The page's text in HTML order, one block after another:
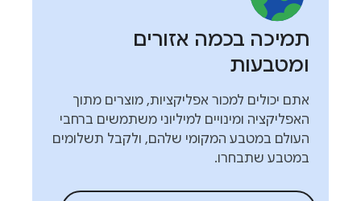
תמיכה בכמה אזורים
ומטבעות
אתם יכולים למכור אפליקציות, מוצרים מתוך
האפליקציה ומינויים למיליוני משתמשים ברחבי
העולם במטבע המקומי שלהם, ולקבל תשלומים
במטבע שתבחרו.